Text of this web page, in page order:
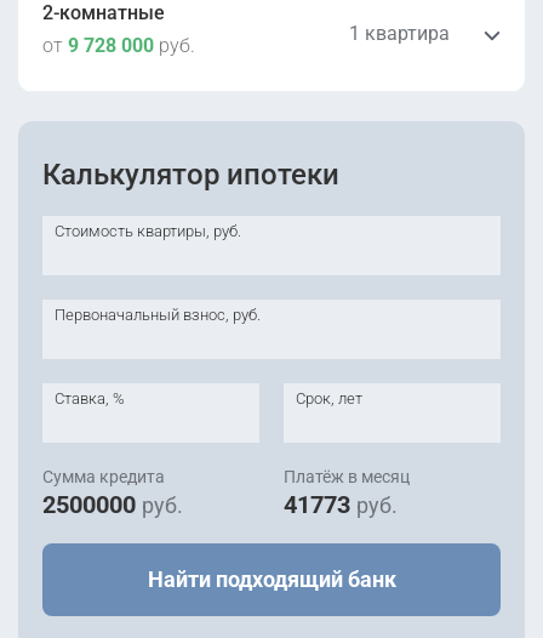
2-комнатные
от 9 728 000 руб.
1 квартира
Сдана
8 корпус
Калькулятор ипотеки
Стоимость квартиры, руб.
Первоначальный взнос, руб.
Ставка, % Срок, лет
Сумма кредита
2500000 руб.
Платёж в месяц
41773 руб.
Найти подходящий банк